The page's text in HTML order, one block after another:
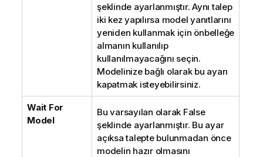
şeklinde ayarlanmıştır. Aynı talep
iki kez yapılırsa model yanıtlarını
yeniden kullanmak için önbelleğe
almanın kullanılıp
kullanılmayacağını seçin.
Modelinize bağlı olarak bu ayarı
kapatmak isteyebilirsiniz.
Wait For
Model
Bu varsayılan olarak False
şeklinde ayarlanmıştır. Bu ayar
açıksa talepte bulunmadan önce
modelin hazır olmasını